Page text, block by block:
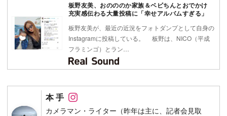
板野友美、おのののか家族＆ベビちんとおでかけ
充実感伝わる大量投稿に「幸せアルバムすぎる」
板野友美が、最近の近況をフォトダンプとして自身の
Instagramに投稿している。 板野は、NICO（平成
フラミンゴ）とラン…
本 手
カメラマン・ライター（昨年は主に、記者会見取